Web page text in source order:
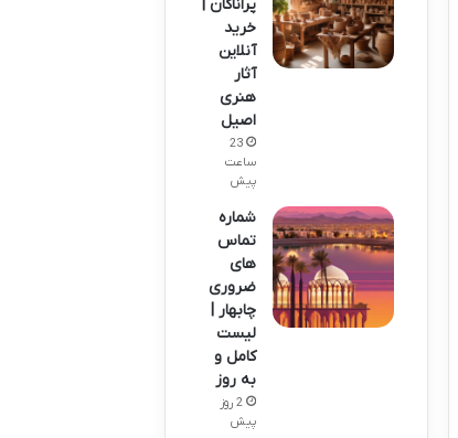
پراناکان |
خرید
آنلاین
آثار
هنری
اصیل
23
ساعت
پیش
شماره
تماس
های
ضروری
چابهار |
لیست
کامل و
به روز
2 روز
پیش